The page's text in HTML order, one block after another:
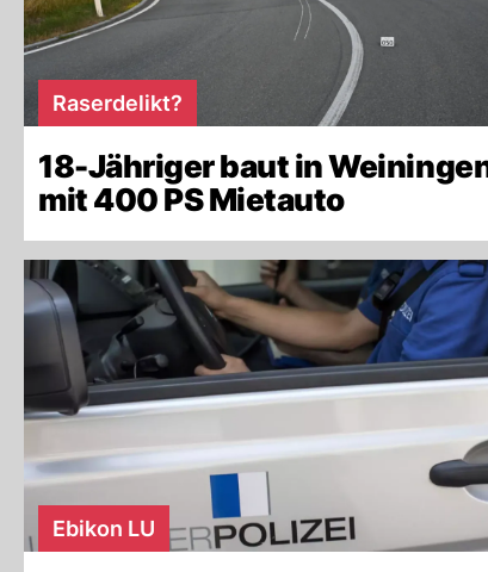
Raserdelikt?
18-Jähriger baut in
mit 400 PS Mietauto
Ebikon LU